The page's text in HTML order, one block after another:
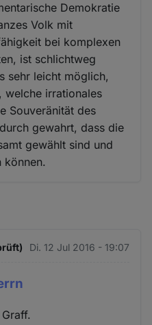
Demokratie
Volk mit
bei komplexen
ist schlichtweg
sehr leicht möglich,
welche irrationales
Souveränität des
gewahrt, dass die
gewählt sind und
Di. 12 Jul 2016 - 19:07